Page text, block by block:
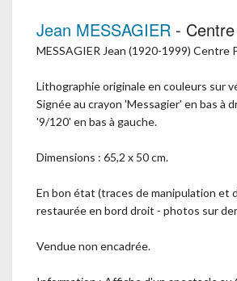
Jean MESSAGIER -
MESSAGIER Jean (1920-1999) Centre
Lithographie originale en couleurs sur
Signée au crayon 'Messagier' en bas à
'9/120' en bas à gauche.
Dimensions : 65,2 x 50 cm.
En bon état (traces de manipulation et
restaurée en bord droit - photos sur
Vendue non encadrée.